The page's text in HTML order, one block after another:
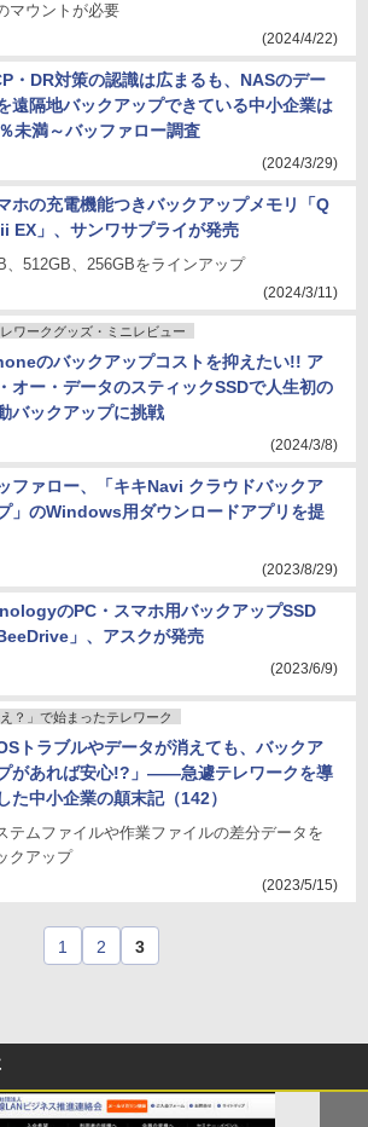
マウントが必要
(2024/4/22)
・DR対策の認識は広まるも、NASのデー
遠隔地バックアップできている中小企業は
未満～バッファロー調査
(2024/3/29)
ホの充電機能つきバックアップメモリ「Q
EX」、サンワサプライが発売
、512GB、256GBをラインアップ
(2024/3/11)
ワークグッズ・ミニレビュー
のバックアップコストを抑えたい!! ア
オー・データのスティックSSDで人生初の
バックアップに挑戦
(2024/3/8)
ファロー、「キキNavi クラウドバックア
」のWindows用ダウンロードアプリを提
(2023/8/29)
のPC・スマホ用バックアップSSD
BeeDrive」、アスクが発売
(2023/6/9)
え？」で始まったテレワーク
OSトラブルやデータが消えても、バックア
があれば安心!?」――急遽テレワークを導
た中小企業の顛末記（142）
テムファイルや作業ファイルの差分データを
クアップ
(2023/5/15)
1 2 3